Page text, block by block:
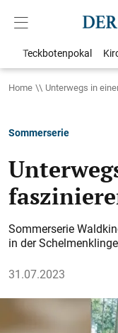
Teckbotenpokal
Home Unterwegs in
Sommerserie
Sommerserie
in der Schelmenklinge
31.07.2023